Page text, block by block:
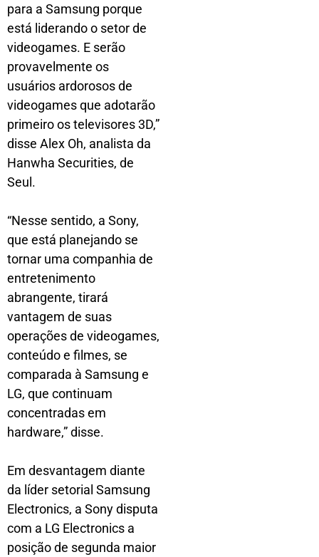
para a Samsung porque
está liderando o setor de
videogames. E serão
provavelmente os
usuários ardorosos de
videogames que adotarão
primeiro os televisores 3D,”
disse Alex Oh, analista da
Hanwha Securities, de
Seul.
“Nesse sentido, a Sony,
que está planejando se
tornar uma companhia de
entretenimento
abrangente, tirará
vantagem de suas
operações de videogames,
conteúdo e filmes, se
comparada à Samsung e
LG, que continuam
concentradas em
hardware,” disse.
Em desvantagem diante
da líder setorial Samsung
Electronics, a Sony disputa
com a LG Electronics a
posição de segunda maior